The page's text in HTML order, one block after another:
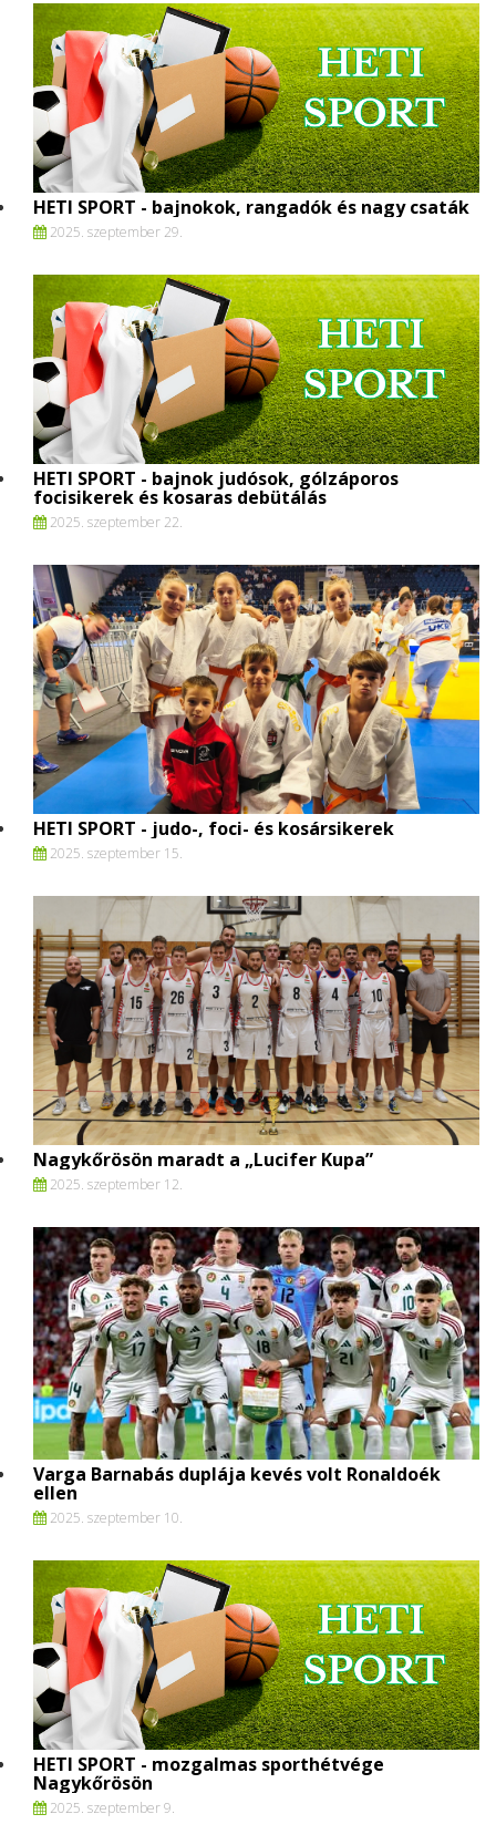
HETI SPORT - bajnokok, rangadók és nagy csaták
2025. szeptember 29.
HETI SPORT - bajnok judósok, gólzáporos
focisikerek és kosaras debütálás
2025. szeptember 22.
HETI SPORT - judo-, foci- és kosársikerek
2025. szeptember 15.
Nagykőrösön maradt a „Lucifer Kupa”
2025. szeptember 12.
Varga Barnabás duplája kevés volt Ronaldoék
ellen
2025. szeptember 10.
HETI SPORT - mozgalmas sporthétvége
Nagykőrösön
2025. szeptember 9.